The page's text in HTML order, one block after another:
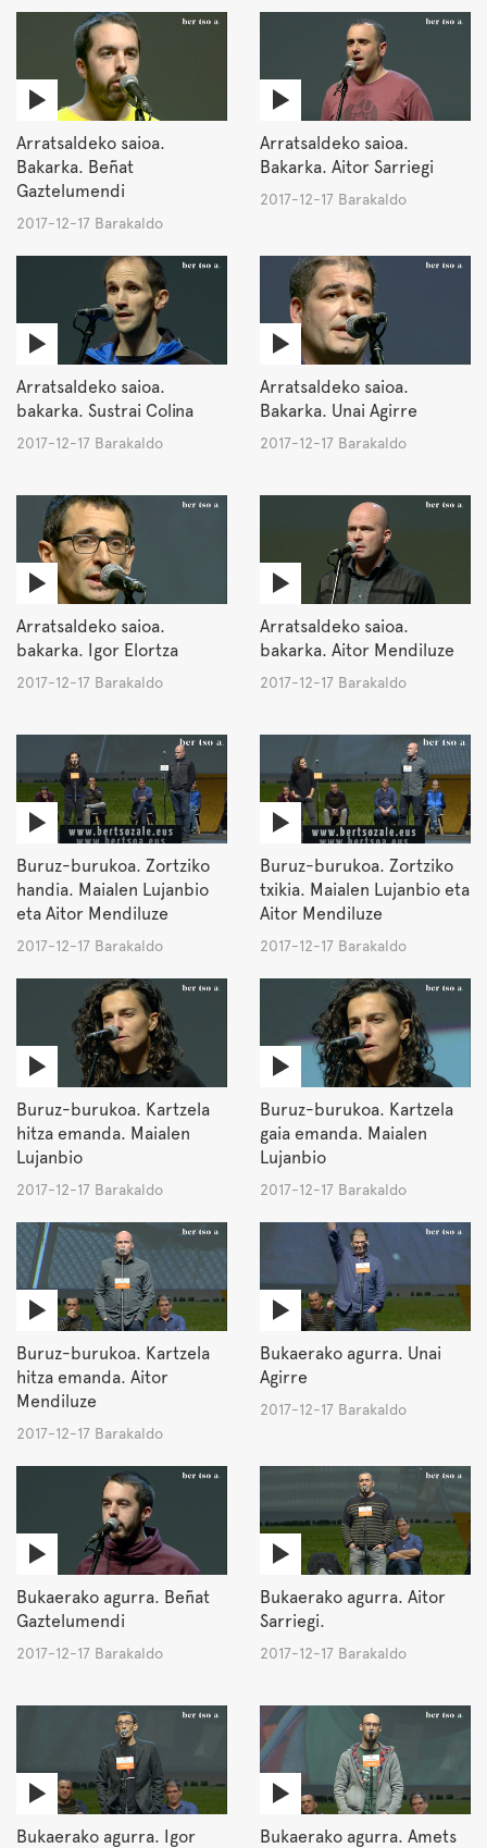
Arratsaldeko saioa.
Bakarka. Beñat
Gaztelumendi
2017-12-17 Barakaldo
Arratsaldeko saioa.
Bakarka. Aitor Sarriegi
2017-12-17 Barakaldo
Arratsaldeko saioa.
bakarka. Sustrai Colina
2017-12-17 Barakaldo
Arratsaldeko saioa.
Bakarka. Unai Agirre
2017-12-17 Barakaldo
Arratsaldeko saioa.
bakarka. Igor Elortza
2017-12-17 Barakaldo
Arratsaldeko saioa.
bakarka. Aitor Mendiluze
2017-12-17 Barakaldo
Buruz-burukoa. Zortziko
handia. Maialen Lujanbio
eta Aitor Mendiluze
2017-12-17 Barakaldo
Buruz-burukoa. Zortziko
txikia. Maialen Lujanbio eta
Aitor Mendiluze
2017-12-17 Barakaldo
Buruz-burukoa. Kartzela
hitza emanda. Maialen
Lujanbio
2017-12-17 Barakaldo
Buruz-burukoa. Kartzela
gaia emanda. Maialen
Lujanbio
2017-12-17 Barakaldo
Buruz-burukoa. Kartzela
hitza emanda. Aitor
Mendiluze
2017-12-17 Barakaldo
Bukaerako agurra. Unai
Agirre
2017-12-17 Barakaldo
Bukaerako agurra. Beñat
Gaztelumendi
2017-12-17 Barakaldo
Bukaerako agurra. Aitor
Sarriegi.
2017-12-17 Barakaldo
Bukaerako agurra. Igor
Bukaerako agurra. Amets